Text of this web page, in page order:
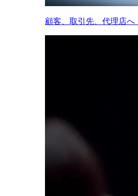
顧客、取引先、代理店